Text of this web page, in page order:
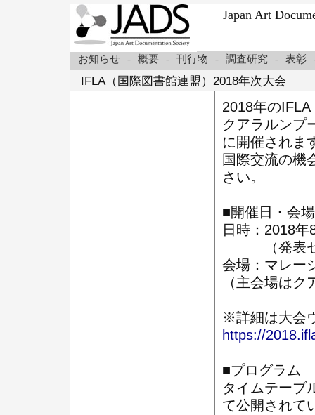
Japan Art
お知らせ - 概要 - 刊行物 - 調査研究 - 表彰
IFLA（国際図書館連盟）2018年次大会
2018年の
クアラルンプ
に開催されま
国際交流の機
さい。
■開催日・会場
日時：2018
（発表セッ
会場：マレー
（主会場は
※詳細は大会
https://
■プログラム
タイムテーブ
て公開されて